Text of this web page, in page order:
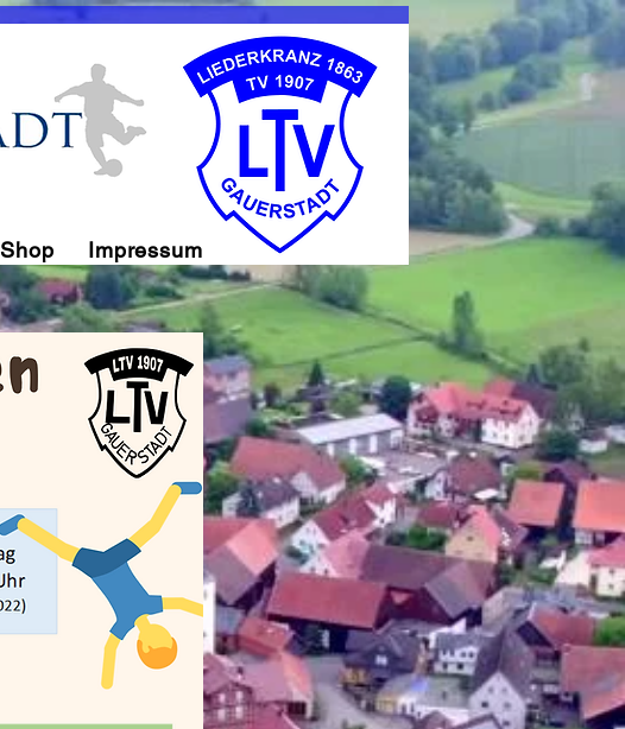
Impressum